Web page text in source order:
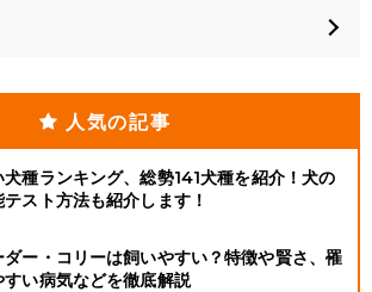
人気の記事
犬種ランキング、総勢141犬種を紹介！犬の
テスト方法も紹介します！
ダー・コリーは飼いやすい？特徴や賢さ、罹
すい病気などを徹底解説